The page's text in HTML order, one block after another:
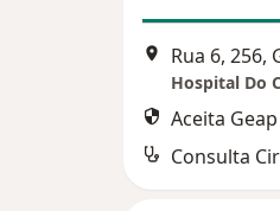
Rua 6, 256,
Hospital Do
Aceita
Consulta